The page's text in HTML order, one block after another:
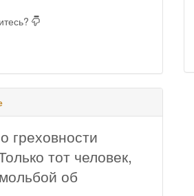
греховности
тот человек,
об